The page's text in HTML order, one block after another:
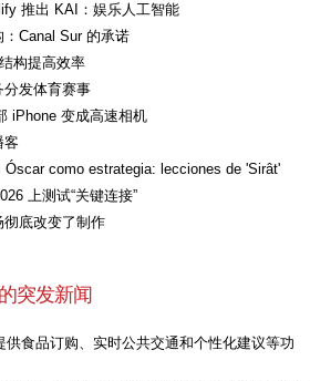
推出 KAI：娱乐人工智能
Canal Sur 的承诺
构提高效率
分发体育赛事
iPhone 变成高速相机
客
Óscar como estrategia: lecciones de 'Sirât'
上测试“关键连接”
彻底改变了制作
突发新闻
食品订购、实时公共交通和个性化建议等功